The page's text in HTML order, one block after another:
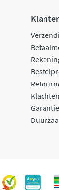
Klachten
Garantie